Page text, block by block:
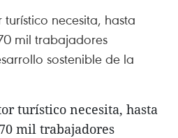
necesita, hasta
mil trabajadores
sostenible de la
turístico necesita, hasta
mil trabajadores